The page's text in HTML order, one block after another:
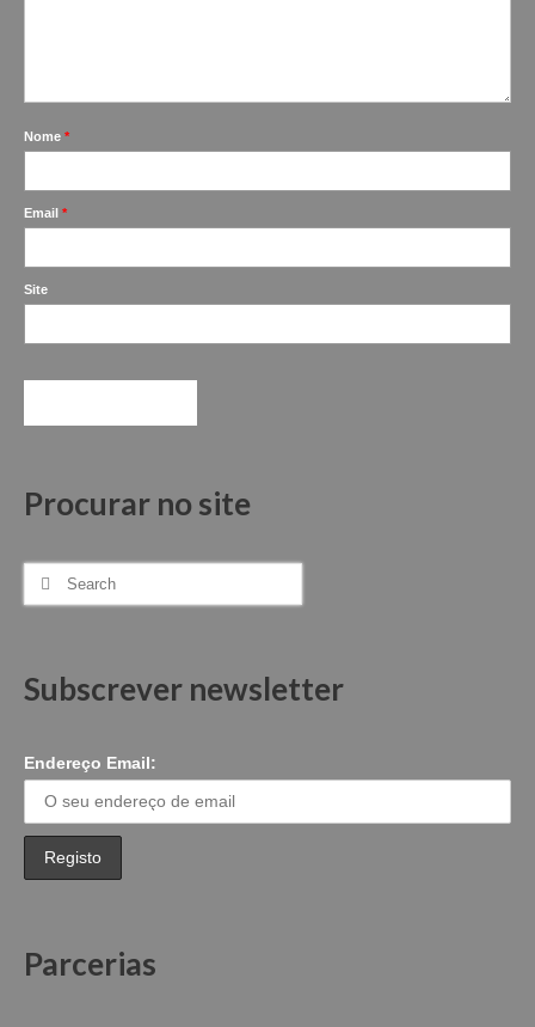
Nome *
Email *
Site
Procurar no site
Search
for:
Subscrever newsletter
Endereço Email:
Parcerias